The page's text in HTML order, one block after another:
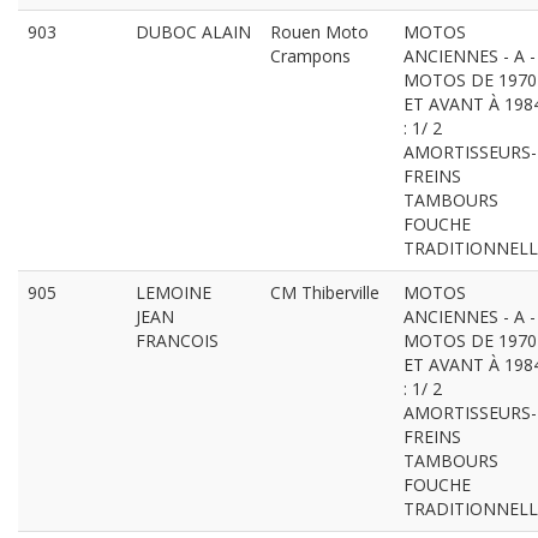
903
DUBOC ALAIN
Rouen Moto
Crampons
MOTOS
ANCIENNES - A -
MOTOS DE 1970
ET AVANT À
: 1/ 2
FREINS
TAMBOURS
FOUCHE
905
LEMOINE
JEAN
FRANCOIS
CM Thiberville
MOTOS
ANCIENNES - A -
MOTOS DE 1970
ET AVANT À
: 1/ 2
FREINS
TAMBOURS
FOUCHE